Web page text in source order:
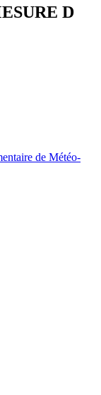
D
de Météo-